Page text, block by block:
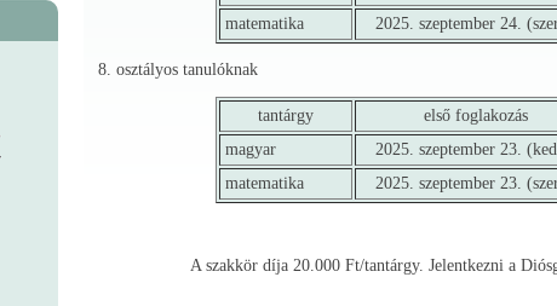
matematika
2025. szeptember 24.
8. osztályos tanulóknak
tantárgy első foglakozás
magyar
2025. szeptember 23.
matematika
2025. szeptember 23.
A szakkör díja 20.000 Ft/tantárgy. Jelentkezni a